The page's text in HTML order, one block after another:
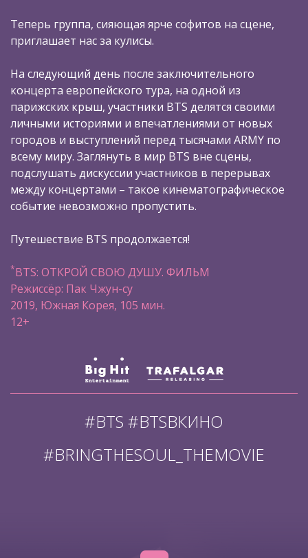
Теперь группа, сияющая ярче софитов на сцене,
приглашает нас за кулисы.
На следующий день после заключительного
концерта европейского тура, на одной из
парижских крыш, участники BTS делятся своими
личными историями и впечатлениями от новых
городов и выступлений перед тысячами ARMY по
всему миру. Заглянуть в мир BTS вне сцены,
подслушать дискуссии участников в перерывах
между концертами – такое кинематографическое
событие невозможно пропустить.
Путешествие BTS продолжается!
*BTS: ОТКРОЙ СВОЮ ДУШУ. ФИЛЬМ
Режиссёр: Пак Чжун-су
2019, Южная Корея, 105 мин.
12+
#BTS #BTSВКИНО
#BRINGTHESOUL_THEMOVIE